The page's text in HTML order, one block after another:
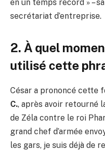
en un temps record » –
secrétariat d’entreprise.
2. À quel
utilisé cette
César a prononcé cette
C., après avoir retourné
de Zéla contre le roi
grand chef d’armée
les gars, je suis déjà de